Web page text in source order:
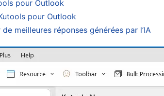
pour Outlook
pour Outlook
meilleures réponses générées par l’IA